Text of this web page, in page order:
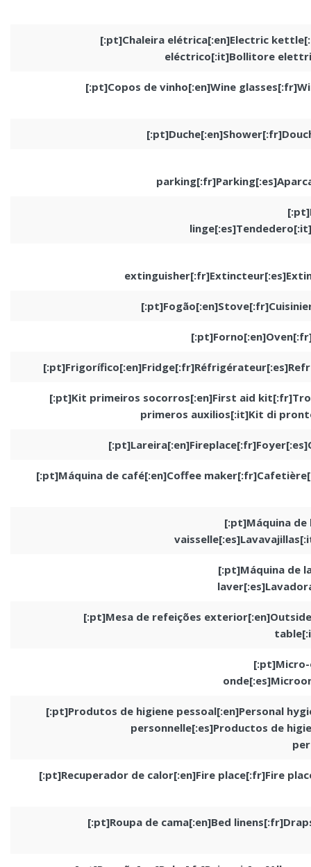
[:pt]Chaleira elétrica[:en]Electric
eléctrico[:it]Bollitore
[:pt]Copos de vinho[:en]Wine
[:pt]Kit primeiros socorros[:en]First aid
primeros auxilios[:it]Kit di
[:pt]Máquina de café[:en]Coffee
[:pt]Máquina de
[:pt]Máquina de
[:pt]Mesa de refeições
[:pt]Produtos de higiene pessoal[:en]Personal
personnelle[:es]Productos de
[:pt]Recuperador de calor[:en]Fire place[:fr]Fire
[:pt]Roupa de cama[:en]Bed